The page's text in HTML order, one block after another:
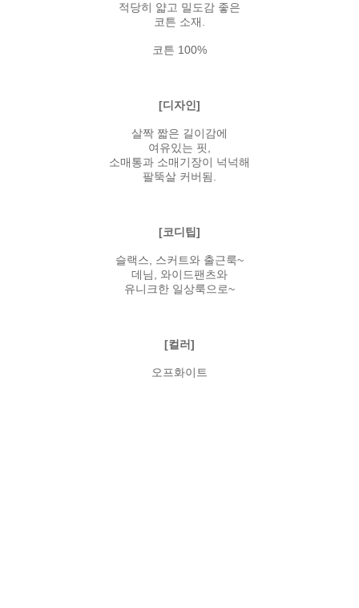
적당히 얇고 밀도감 좋은
코튼 소재.
코튼 100%
[디자인]
살짝 짧은 길이감에
여유있는 핏,
소매통과 소매기장이 넉넉해
팔뚝살 커버됨.
[코디팁]
슬랙스, 스커트와 출근룩~
데님, 와이드팬츠와
유니크한 일상룩으로~
[컬러]
오프화이트